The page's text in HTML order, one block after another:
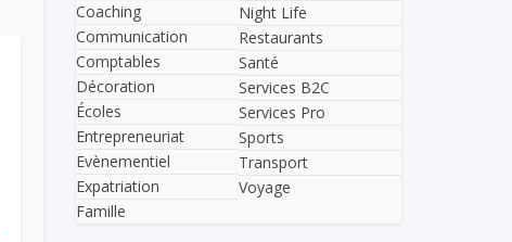
Coaching
Communication
Comptables
Décoration
Écoles
Entrepreneuriat
Evènementiel
Expatriation
Famille
Night Life
Restaurants
Santé
Services B2C
Services Pro
Sports
Transport
Voyage